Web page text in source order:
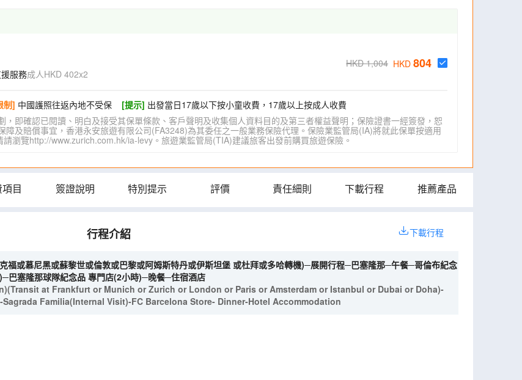
服務成人HKD 402x2
HKD 1,004 HKD 804
制] 中國護照往返內地不受保 [提示] 出發當日17歲以下按小童收費，17歲以上按成人收費
即確認已閱讀、明白及接受其保單條款、客戶聲明及收集個人資料目的及第三者權益聲明；保險證書一經簽發，恕
及賠償事宜，香港永安旅遊有限公司(FA3248)為其委任之一般業務保險代理。保險業監管局(IA)將就此保單按適用
瀏覽http://www.zurich.com.hk/ia-levy。旅遊業監管局(TIA)建議旅客出發前購買旅遊保險。
目 簽證說明 特別提示 評價 責任細則 下載行程 推薦產品
行程介紹 下載行程
福或慕尼黑或蘇黎世或倫敦或巴黎或阿姆斯特丹或伊斯坦堡 或杜拜或多哈轉機)─展開行程─巴塞隆那─午餐─哥倫布紀念
巴塞隆那球隊紀念品 專門店(2小時)─晚餐─住宿酒店
at Frankfurt or Munich or Zurich or London or Paris or Amsterdam or Istanbul or Dubai or Doha)-
Familia(Internal Visit)-FC Barcelona Store- Dinner-Hotel Accommodation